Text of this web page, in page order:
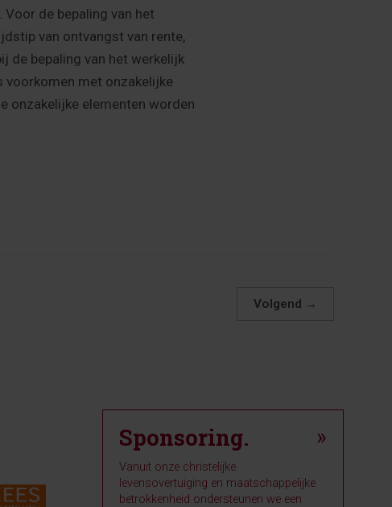
de bepaling van het
van ontvangst van rente,
de bepaling van het werkelijk
voorkomen met onzakelijke
onzakelijke elementen worden
Volgend →
Sponsoring. »
Vanuit onze christelijke
levensovertuiging en maatschappelijke
betrokkenheid ondersteunen we een